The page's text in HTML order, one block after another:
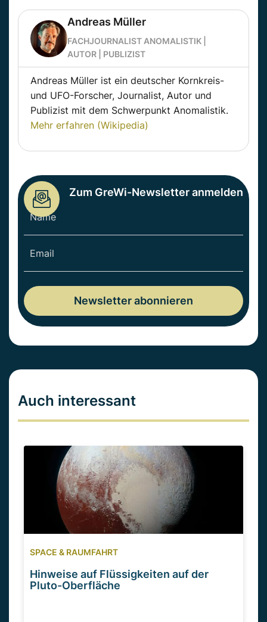
Andreas Müller
FACHJOURNALIST ANOMALISTIK |
AUTOR | PUBLIZIST
Andreas Müller ist ein deutscher Kornkreis-
und UFO-Forscher, Journalist, Autor und
Publizist mit dem Schwerpunkt Anomalistik.
Mehr erfahren (Wikipedia)
Zum GreWi-Newsletter anmelden
Auch interessant
SPACE & RAUMFAHRT
Hinweise auf Flüssigkeiten auf der
Pluto-Oberfläche